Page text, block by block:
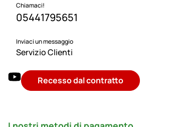
Chiamaci!
05441795651
Inviaci un messaggio
Servizio Clienti
Recesso dal contratto